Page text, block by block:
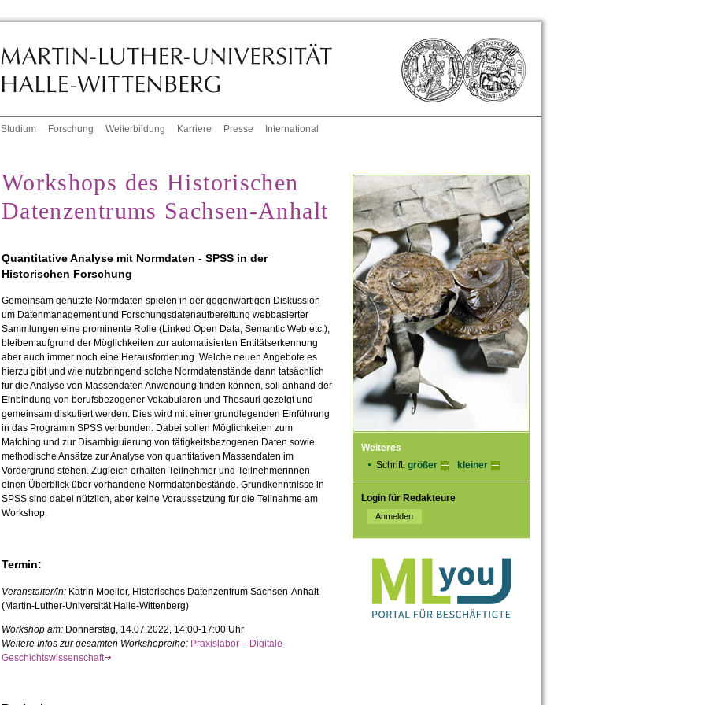
Studium Forschung Weiterbildung Karriere Presse International
Weiteres
Schrift: größer kleiner
Login für Redakteure
Workshops des Historischen
Datenzentrums Sachsen-Anhalt
Quantitative Analyse mit Normdaten - SPSS in der
Historischen Forschung
Gemeinsam genutzte Normdaten spielen in der gegenwärtigen Diskussion
um Datenmanagement und Forschungsdatenaufbereitung webbasierter
Sammlungen eine prominente Rolle (Linked Open Data, Semantic Web etc.),
bleiben aufgrund der Möglichkeiten zur automatisierten Entitätserkennung
aber auch immer noch eine Herausforderung. Welche neuen Angebote es
hierzu gibt und wie nutzbringend solche Normdatenstände dann tatsächlich
für die Analyse von Massendaten Anwendung finden können, soll anhand der
Einbindung von berufsbezogener Vokabularen und Thesauri gezeigt und
gemeinsam diskutiert werden. Dies wird mit einer grundlegenden Einführung
in das Programm SPSS verbunden. Dabei sollen Möglichkeiten zum
Matching und zur Disambiguierung von tätigkeitsbezogenen Daten sowie
methodische Ansätze zur Analyse von quantitativen Massendaten im
Vordergrund stehen. Zugleich erhalten Teilnehmer und Teilnehmerinnen
einen Überblick über vorhandene Normdatenbestände. Grundkenntnisse in
SPSS sind dabei nützlich, aber keine Voraussetzung für die Teilnahme am
Workshop.
Termin:
Veranstalter/in: Katrin Moeller, Historisches Datenzentrum Sachsen-Anhalt
(Martin-Luther-Universität Halle-Wittenberg)
Workshop am:Donnerstag, 14.07.2022, 14:00-17:00 Uhr
Weitere Infos zur gesamten Workshopreihe: Praxislabor – Digitale
Geschichtswissenschaft